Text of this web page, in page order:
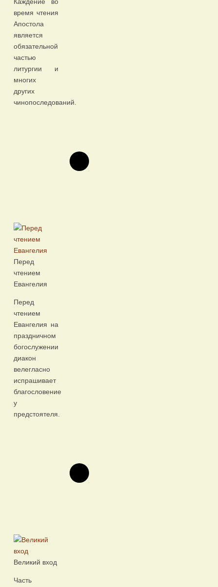
Каждение во
время чтения
Апостола
является
обязательной
частью
литургии и
многих
других
чинопоследований.
Перед
чтением
Евангелия
Перед
чтением
Евангелия на
праздничном
богослужении
диакон
велегласно
испрашивает
благословение
у
предстоятеля.
Великий вход
Часть